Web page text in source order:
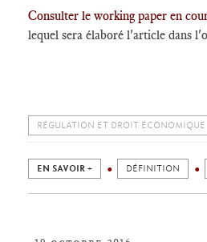
Consulter le working paper en
lequel sera élaboré l'article dans
RÉGULATION ET DROIT ÉCONOMIQUE
EN SAVOIR + DÉFINITION